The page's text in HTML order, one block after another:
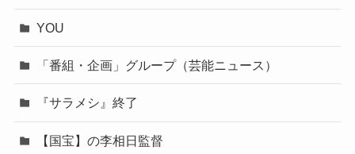
YOU
「番組・企画」グループ（芸能ニュース）
『サラメシ』終了
【国宝】の李相日監督